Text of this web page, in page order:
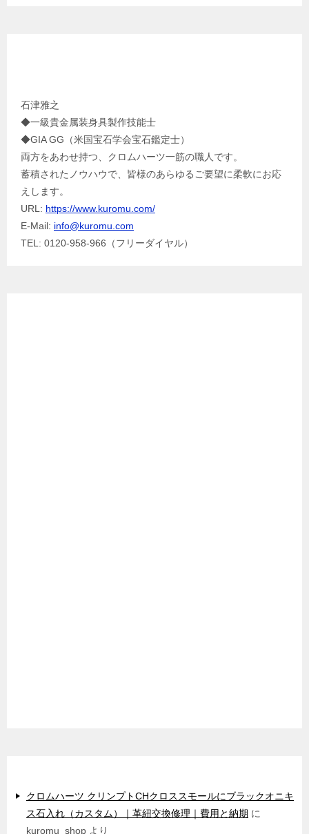
石津雅之
◆一級貴金属装身具製作技能士
◆GIA GG（米国宝石学会宝石鑑定士）
両方をあわせ持つ、クロムハーツ一筋の職人です。
蓄積されたノウハウで、皆様のあらゆるご要望に柔軟にお応
えします。
URL: https://www.kuromu.com/
E-Mail: info@kuromu.com
TEL: 0120-958-966（フリーダイヤル）
クロムハーツ クリンプトCHクロススモールにブラックオニキ
ス石入れ（カスタム）｜革紐交換修理｜費用と納期 に
kuromu_shop より